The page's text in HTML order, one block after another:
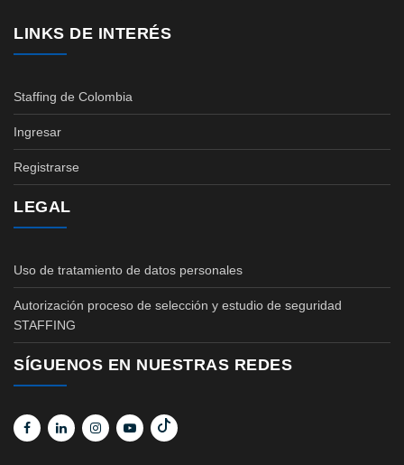
LINKS DE INTERÉS
Staffing de Colombia
Ingresar
Registrarse
LEGAL
Uso de tratamiento de datos personales
Autorización proceso de selección y estudio de seguridad
STAFFING
SÍGUENOS EN NUESTRAS REDES